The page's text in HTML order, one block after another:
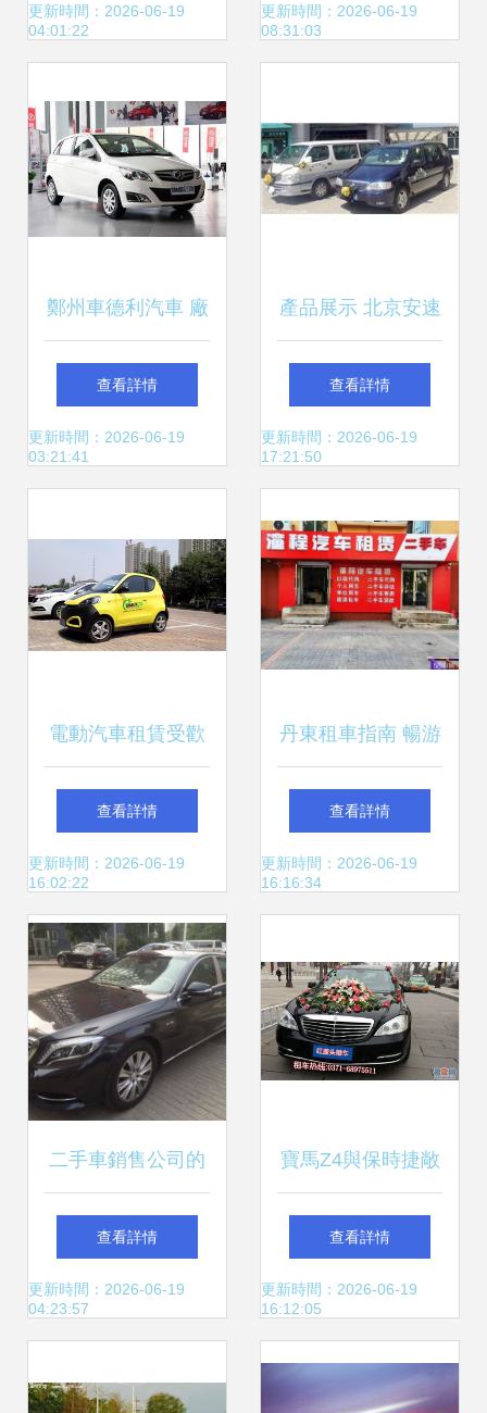
銷之選
更新時間：2026-06-19
04:01:22
略
更新時間：2026-06-19
08:31:03
鄭州車德利汽車 廠
家直銷與二手車經
銷的領跑者
查看詳情
更新時間：2026-06-19
03:21:41
產品展示 北京安速
達汽車租賃有限責
任公司——二手車
查看詳情
更新時間：2026-06-19
17:21:50
電動汽車租賃受歡
迎 二手車經銷
查看詳情
更新時間：2026-06-19
16:02:22
丹東租車指南 暢游
邊城的選擇與攻略
查看詳情
更新時間：2026-06-19
16:16:34
二手車銷售公司的
獨家速遞 帶您玩轉
性價比市場
查看詳情
更新時間：2026-06-19
04:23:57
寶馬Z4與保時捷敞
篷跑車 鄭州婚車租
賃的奢華之選
查看詳情
更新時間：2026-06-19
16:12:05